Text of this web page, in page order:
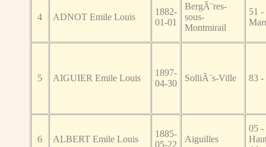
4 ADNOT Emile Louis
1882-
01-01
BergÃ¨res-
sous-
Montmirail
51 -
5 AIGUIER Emile Louis
1897-
04-30
SolliÃ¨s-Ville 83 -
6 ALBERT Emile Louis
1885-
05-22
Aiguilles
05 -